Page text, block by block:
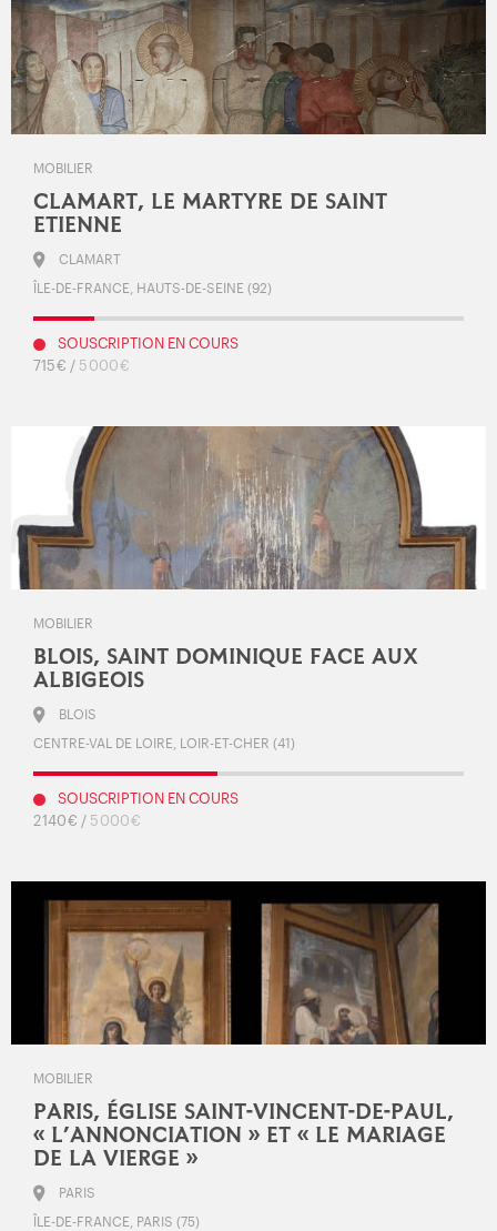
MOBILIER
CLAMART, LE MARTYRE DE SAINT
ETIENNE
CLAMART
ÎLE-DE-FRANCE, HAUTS-DE-SEINE (92)
SOUSCRIPTION EN COURS
715 € / 5 000 €
MOBILIER
BLOIS, SAINT DOMINIQUE FACE AUX
ALBIGEOIS
BLOIS
CENTRE-VAL DE LOIRE, LOIR-ET-CHER (41)
SOUSCRIPTION EN COURS
2 140 € / 5 000 €
MOBILIER
PARIS, ÉGLISE SAINT-VINCENT-DE-PAUL,
« L’ANNONCIATION » ET « LE MARIAGE
DE LA VIERGE »
PARIS
ÎLE-DE-FRANCE, PARIS (75)